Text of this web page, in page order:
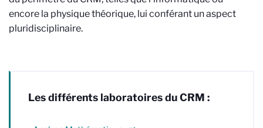
encore la physique théorique, lui conférant un aspect
pluridisciplinaire.
Les différents laboratoires du CRM :